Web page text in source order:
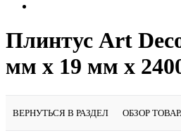
Плинтус Art
мм х 19 мм х
ВЕРНУТЬСЯ В РАЗДЕЛ ОБЗОР